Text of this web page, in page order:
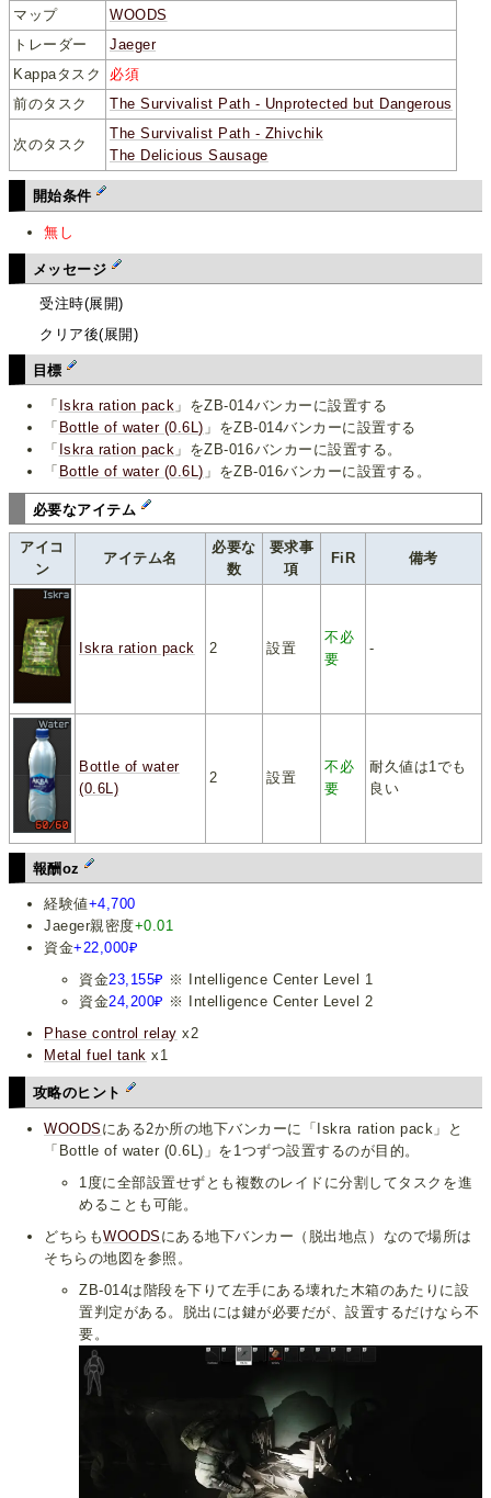
マップ
WOODS
トレーダー
Jaeger
Kappaタスク
必須
前のタスク
The Survivalist Path - Unprotected but Dangerous
次のタスク
The Survivalist Path - Zhivchik
The Delicious Sausage
開始条件
無し
メッセージ
受注時(展開)
クリア後(展開)
目標
「 Iskra ration pack 」をZB-014バンカーに設置する
「 Bottle of water (0.6L) 」をZB-014バンカーに設置する
「 Iskra ration pack 」をZB-016バンカーに設置する。
「 Bottle of water (0.6L) 」をZB-016バンカーに設置する。
必要なアイテム
アイコ
ン
アイテム名
必要な
数
要求事
項
FiR 備考
Iskra ration pack 2 設置
不必
要
-
Bottle of water
(0.6L)
2 設置
不必
要
耐久値は1でも
良い
報酬oz
経験値+4,700
Jaeger親密度+0.01
資金+22,000₽
資金23,155₽ ※ Intelligence Center Level 1
資金24,200₽ ※ Intelligence Center Level 2
Phase control relay x2
Metal fuel tank x1
攻略のヒント
WOODS にある2か所の地下バンカーに「Iskra ration pack」と
「Bottle of water (0.6L)」を1つずつ設置するのが目的。
1度に全部設置せずとも複数のレイドに分割してタスクを進
めることも可能。
どちらもWOODS にある地下バンカー（脱出地点）なので場所は
そちらの地図を参照。
ZB-014は階段を下りて左手にある壊れた木箱のあたりに設
置判定がある。脱出には鍵が必要だが、設置するだけなら不
要。